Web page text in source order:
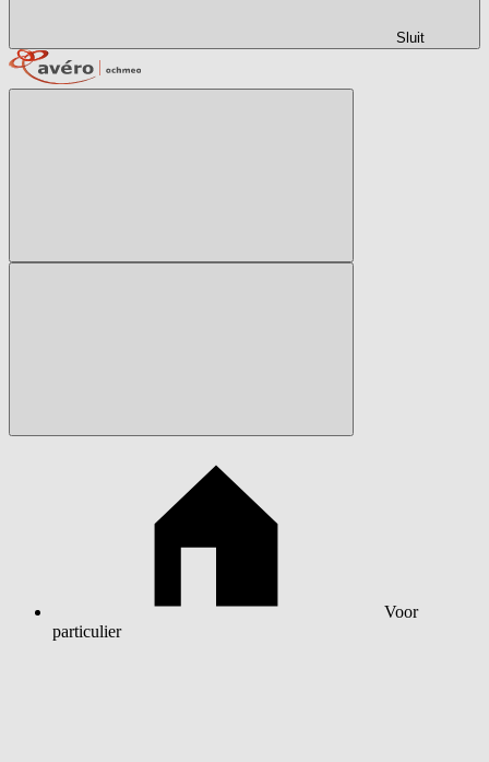
Sluit
Voor
particulier